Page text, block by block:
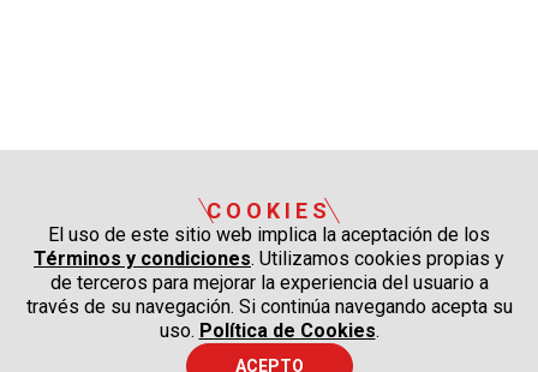
COOKIES
El uso de este sitio web implica la aceptación de los
Términos y condiciones. Utilizamos cookies propias y
de terceros para mejorar la experiencia del usuario a
través de su navegación. Si continúa navegando acepta su
uso. Política de Cookies.
ACEPTO